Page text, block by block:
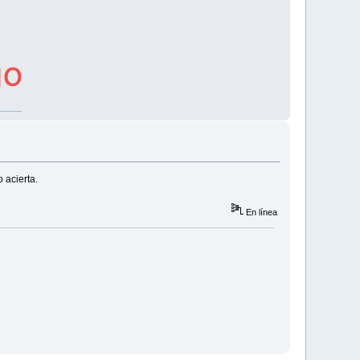
acierta.
En línea